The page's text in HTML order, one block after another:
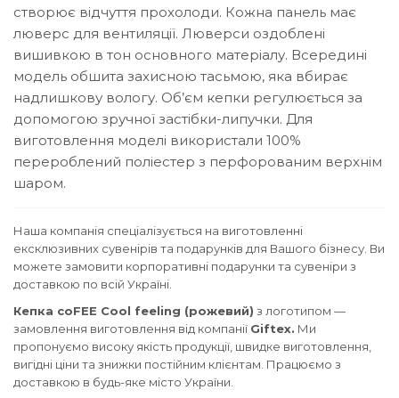
створює відчуття прохолоди. Кожна панель має
люверс для вентиляції. Люверси оздоблені
вишивкою в тон основного матеріалу. Всередині
модель обшита захисною тасьмою, яка вбирає
надлишкову вологу. Об’єм кепки регулюється за
допомогою зручної застібки-липучки. Для
виготовлення моделі використали 100%
перероблений поліестер з перфорованим верхнім
шаром.
Наша компанія спеціалізується на виготовленні
ексклюзивних сувенірів та подарунків для Вашого бізнесу. Ви
можете замовити корпоративні подарунки та сувеніри з
доставкою по всій Україні.
Кепка coFEE Cool feeling (рожевий) з логотипом —
замовлення виготовлення від компанії Giftex. Ми
пропонуємо високу якість продукції, швидке виготовлення,
вигідні ціни та знижки постійним клієнтам. Працюємо з
доставкою в будь-яке місто України.